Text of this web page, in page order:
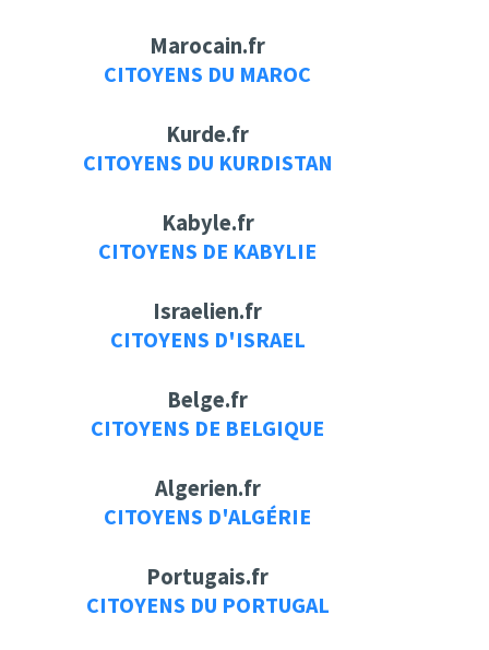
Marocain.fr
CITOYENS DU MAROC
Kurde.fr
CITOYENS DU KURDISTAN
Kabyle.fr
CITOYENS DE KABYLIE
Israelien.fr
CITOYENS D'ISRAEL
Belge.fr
CITOYENS DE BELGIQUE
Algerien.fr
CITOYENS D'ALGÉRIE
Portugais.fr
CITOYENS DU PORTUGAL